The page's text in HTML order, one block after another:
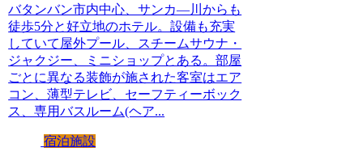
バタンバン市内中心、サンカ―川からも
徒歩5分と好立地のホテル。設備も充実
していて屋外プール、スチームサウナ・
ジャクジー、ミニショップとある。部屋
ごとに異なる装飾が施された客室はエア
コン、薄型テレビ、セーフティーボック
ス、専用バスルーム(ヘア...
宿泊施設